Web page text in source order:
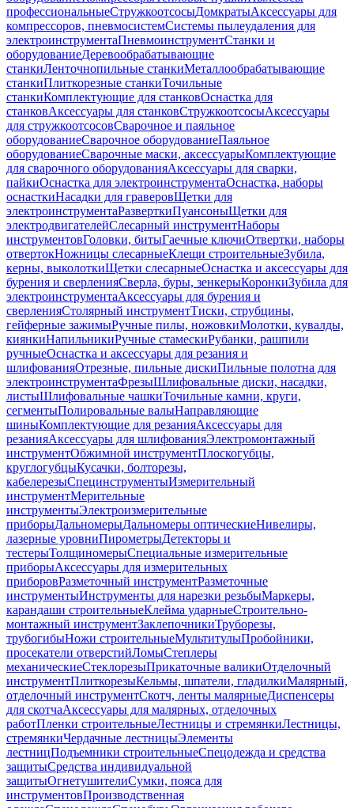
профессиональныеСтружкоотсосыДомкратыАксессуары для
компрессоров, пневмосистемСистемы пылеудаления для
электроинструментаПневмоинструментСтанки и
оборудованиеДеревообрабатывающие
станкиЛенточнопильные станкиМеталлообрабатывающие
станкиПлиткорезные станкиТочильные
станкиКомплектующие для станковОснастка для
станковАксессуары для станковСтружкоотсосыАксессуары
для стружкоотсосовСварочное и паяльное
оборудованиеСварочное оборудованиеПаяльное
оборудованиеСварочные маски, аксессуарыКомплектующие
для сварочного оборудованияАксессуары для сварки,
пайкиОснастка для электроинструментаОснастка, наборы
оснасткиНасадки для граверовЩетки для
электроинструментаРазверткиПуансоныЩетки для
электродвигателейСлесарный инструментНаборы
инструментовГоловки, битыГаечные ключиОтвертки, наборы
отвертокНожницы слесарныеКлещи строительныеЗубила,
керны, выколоткиЩетки слесарныеОснастка и аксессуары для
бурения и сверленияСверла, буры, зенкерыКоронкиЗубила для
электроинструментаАксессуары для бурения и
сверленияСтолярный инструментТиски, струбцины,
гейферные зажимыРучные пилы, ножовкиМолотки, кувалды,
киянкиНапильникиРучные стамескиРубанки, рашпили
ручныеОснастка и аксессуары для резания и
шлифованияОтрезные, пильные дискиПильные полотна для
электроинструментаФрезыШлифовальные диски, насадки,
листыШлифовальные чашкиТочильные камни, круги,
сегментыПолировальные валыНаправляющие
шиныКомплектующие для резанияАксессуары для
резанияАксессуары для шлифованияЭлектромонтажный
инструментОбжимной инструментПлоскогубцы,
круглогубцыКусачки, болторезы,
кабелерезыСпецинструментыИзмерительный
инструментМерительные
инструментыЭлектроизмерительные
приборыДальномерыДальномеры оптическиеНивелиры,
лазерные уровниПирометрыДетекторы и
тестерыТолщиномерыСпециальные измерительные
приборыАксессуары для измерительных
приборовРазметочный инструментРазметочные
инструментыИнструменты для нарезки резьбыМаркеры,
карандаши строительныеКлейма ударныеСтроительно-
монтажный инструментЗаклепочникиТруборезы,
трубогибыНожи строительныеМультитулыПробойники,
просекатели отверстийЛомыСтеплеры
механическиеСтеклорезыПрикаточные валикиОтделочный
инструментПлиткорезыКельмы, шпатели, гладилкиМалярный,
отделочный инструментСкотч, ленты малярныеДиспенсеры
для скотчаАксессуары для малярных, отделочных
работПленки строительныеЛестницы и стремянкиЛестницы,
стремянкиЧердачные лестницыЭлементы
лестницПодъемники строительныеСпецодежда и средства
защитыСредства индивидуальной
защитыОгнетушителиСумки, пояса для
инструментовПроизводственная